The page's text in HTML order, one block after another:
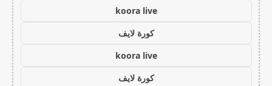
koora live
كورة لايف
koora live
كورة لايف